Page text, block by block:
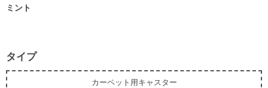
ミント
タイプ
カーペット用キャスター